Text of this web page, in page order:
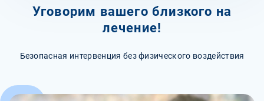
Уговорим вашего близкого на
лечение!
Безопасная интервенция без физического воздействия